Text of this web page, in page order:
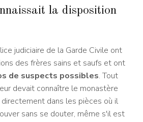
la disposition
judiciaire de la Garde Civile ont
des frères sains et saufs et ont
de suspects possibles. Tout
devait connaître le monastère
dans les pièces où il
sans se douter, même s'il est